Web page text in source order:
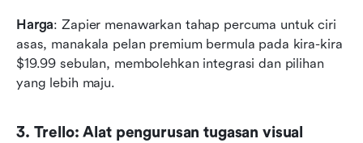
Harga: Zapier menawarkan tahap percuma untuk ciri
asas, manakala pelan premium bermula pada kira-kira
$19.99 sebulan, membolehkan integrasi dan pilihan
yang lebih maju.
3. Trello: Alat pengurusan tugasan visual